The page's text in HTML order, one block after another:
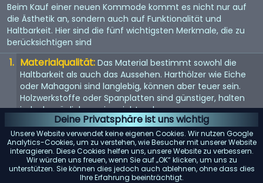
Deine Privatsphäre ist uns wichtig
Unsere Website verwendet keine eigenen Cookies. Wir nutzen Google
Analytics-Cookies, um zu verstehen, wie Besucher mit unserer Website
interagieren. Diese Cookies helfen uns, unsere Website zu verbessern.
Wir würden uns freuen, wenn Sie auf „OK“ klicken, um uns zu
unterstützen. Sie können dies jedoch auch ablehnen, ohne dass dies
Ihre Erfahrung beeinträchtigt.
Beim Kauf einer neuen Kommode kommt es nicht nur auf
die Ästhetik an, sondern auch auf Funktionalität und
Haltbarkeit. Hier sind die fünf wichtigsten Merkmale, die zu
berücksichtigen sind
Materialqualität: Das Material bestimmt sowohl die
Haltbarkeit als auch das Aussehen. Harthölzer wie Eiche
oder Mahagoni sind langlebig, können aber teuer sein.
Holzwerkstoffe oder Spanplatten sind günstiger, halten
jedoch möglicherweise nicht so lange.
Größe und Stauraum: Überlegen Sie, wie viel Stauraum
Sie benötigen und wie viel Platz in Ihrem Zimmer zur
Verfügung steht. Messen Sie den Bereich, in dem Sie die
Kommode aufstellen möchten, um sicherzustellen, dass